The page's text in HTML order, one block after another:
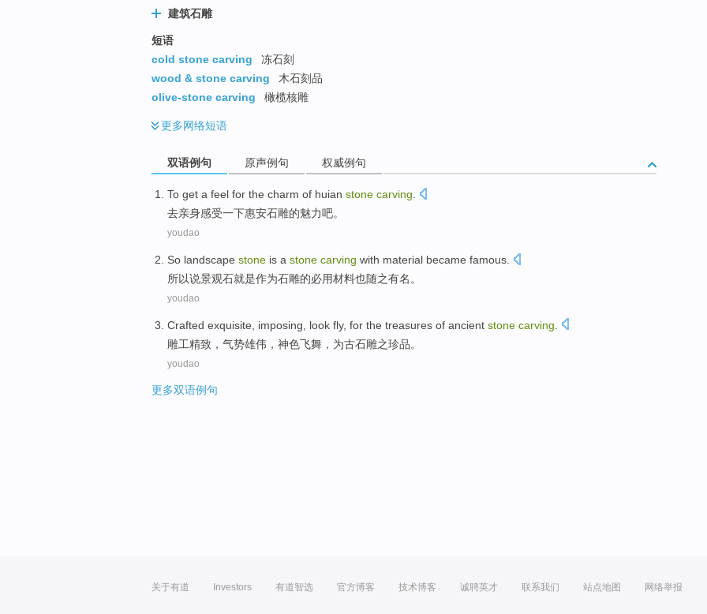
建筑石雕
短语
cold stone carving
冻石刻
wood & stone carving
木石刻品
olive-stone carving
橄榄核雕
更多网络短语
双语例句 原声例句 权威例句
To get a feel for the charm of huian stone carving
去亲身感受一下惠安石雕的魅力吧。
youdao
So landscape stone is a stone carving with material became famous
所以说景观石就是作为石雕的必用材料也随之有名 。
youdao
Crafted exquisite imposing look fly, for the treasures of ancient stone carving
雕工精致 ， 气势雄伟 ， 神色飞舞 ， 为古石雕之珍品。
youdao
更多双语例句
关于有道 Investors 有道智选 官方博客 技术博客 诚聘英才 联系我们 站点地图 网络举报